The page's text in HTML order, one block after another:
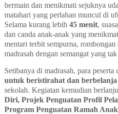
bermain dan menikmati sejuknya
matahari yang perlahan muncul di
Selama kurang lebih 45 menit,
dan canda anak-anak yang
mentari terbit sempurna,
madrasah dengan semangat yang
Setibanya di madrasah, para
untuk beristirahat dan berbelanja
sekolah. Kegiatan kemudian
Diri, Projek Penguatan Profil
Program Penguatan Ramah